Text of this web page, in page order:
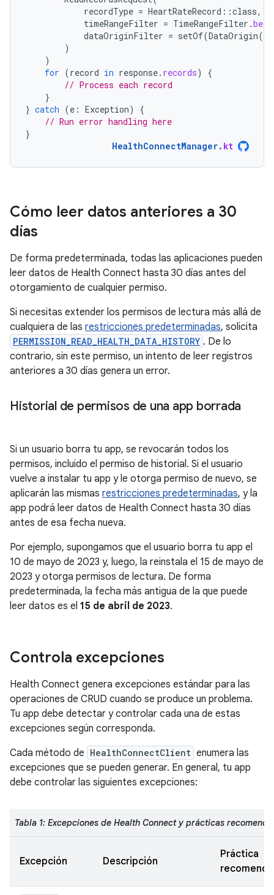
recordType = HeartRateRecord ::class,
timeRangeFilter = TimeRangeFilter .
dataOriginFilter = setOf(DataOrigin(
)
)
for (record in response. records)
{
// Process each record
}
} catch (e : Exception)
{
// Run error handling here
}
HealthConnectManager. kt
Cómo leer datos anteriores a 30
días
De forma predeterminada, todas las aplicaciones pueden
leer datos de Health Connect hasta 30 días antes del
otorgamiento de cualquier permiso.
Si necesitas extender los permisos de lectura más allá de
cualquiera de las restricciones predeterminadas, solicita
PERMISSION_READ_HEALTH_DATA_HISTORY . De lo
contrario, sin este permiso, un intento de leer registros
anteriores a 30 días genera un error.
Historial de permisos de una app borrada
Si un usuario borra tu app, se revocarán todos los
permisos, incluido el permiso de historial. Si el usuario
vuelve a instalar tu app y le otorga permiso de nuevo, se
aplicarán las mismas restricciones predeterminadas, y la
app podrá leer datos de Health Connect hasta 30 días
antes de esa fecha nueva.
Por ejemplo, supongamos que el usuario borra tu app el
10 de mayo de 2023 y, luego, la reinstala el 15 de mayo de
2023 y otorga permisos de lectura. De forma
predeterminada, la fecha más antigua de la que puede
leer datos es el 15 de abril de 2023.
Controla excepciones
Health Connect genera excepciones estándar para las
operaciones de CRUD cuando se produce un problema.
Tu app debe detectar y controlar cada una de estas
excepciones según corresponda.
Cada método de HealthConnectClient enumera las
excepciones que se pueden generar. En general, tu app
debe controlar las siguientes excepciones:
Tabla 1: Excepciones de Health Connect y prácticas
Excepción Descripción
Práctica